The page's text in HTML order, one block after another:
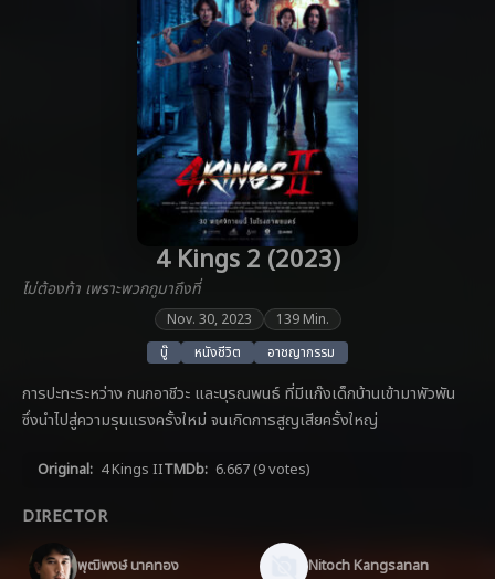
4 Kings 2 (2023)
ไม่ต้องท้า เพราะพวกกูมาถึงที่
Nov. 30, 2023
139 Min.
บู๊
หนังชีวิต อาชญากรรม
การปะทะระหว่าง กนกอาชีวะ และบุรณพนธ์ ที่มีแก๊งเด็กบ้านเข้ามาพัวพัน
ซึ่งนำไปสู่ความรุนแรงครั้งใหม่ จนเกิดการสูญเสียครั้งใหญ่
Original: 4 Kings IITMDb: 6.667 (9 votes)
DIRECTOR
พุฒิพงษ์ นาคทอง Nitoch Kangsanan